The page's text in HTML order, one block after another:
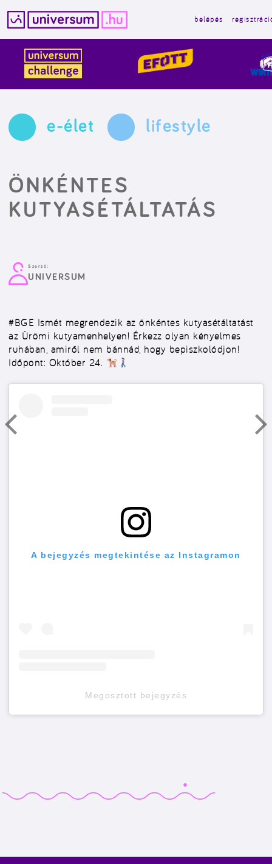
tartalomba
belépés
e-élet lifestyle
ÖNKÉNTES
KUTYASÉTÁLTATÁS
Szerző:
UNIVERSUM
#BGE Ismét megrendezik az önkéntes kutyasétáltatást
az Ürömi kutyamenhelyen! Érkezz olyan kényelmes
ruhában, amiről nem bánnád, hogy bepiszkolódjon!
Időpont: Október 24.
A bejegyzés megtekintése az Instagramon
Megosztott bejegyzés